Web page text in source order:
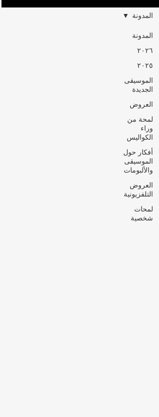
المدونة
٢٠٢٦
٢٠٢٥
الموسيقى
الجديدة
العروض
لمحة من
وراء
الكواليس
أفكار حول
الموسيقى
والألبومات
العروض
التلفزيونية
لمحات
شخصية
المدونة